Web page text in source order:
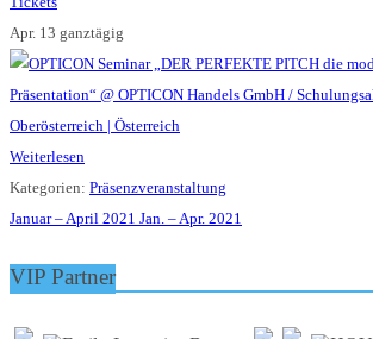
Apr. 13 ganztägig
Weiterlesen
Kategorien: Präsenzveranstaltung
Januar – April 2021 Jan. – Apr. 2021
VIP Partner